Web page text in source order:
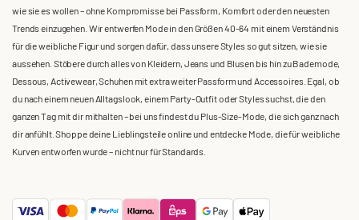
wie sie es wollen – ohne Kompromisse bei Passform, Komfort oder den neuesten
Trends einzugehen. Wir entwerfen Mode in den Größen 40-64 mit einem Verständnis
für die weibliche Figur und sorgen dafür, dass unsere Styles so gut sitzen, wie sie
aussehen. Stöbere durch alles von Kleidern, Jeans und Blusen bis hin zu Bademode,
Dessous, Activewear, Schuhen mit extra weiter Passform und Accessoires. Egal, ob
du nach einem neuen Alltagslook, einem Party-Outfit oder Styles suchst, die den
ganzen Tag mit dir mithalten – bei uns findest du Plus-Size-Mode, die sich ganz nach
dir anfühlt. Shoppe deine Lieblingsteile online und entdecke Mode, die für weibliche
Kurven entworfen wurde – nicht nur für Standards.